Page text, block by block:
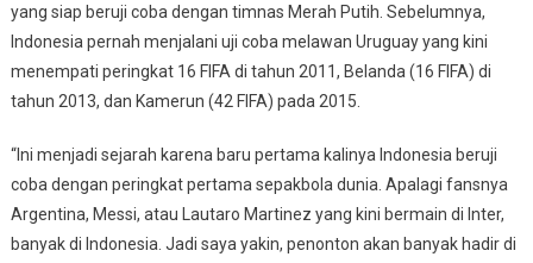
yang siap beruji coba dengan timnas Merah Putih. Sebelumnya,
Indonesia pernah menjalani uji coba melawan Uruguay yang kini
menempati peringkat 16 FIFA di tahun 2011, Belanda (16 FIFA) di
tahun 2013, dan Kamerun (42 FIFA) pada 2015.
“Ini menjadi sejarah karena baru pertama kalinya Indonesia beruji
coba dengan peringkat pertama sepakbola dunia. Apalagi fansnya
Argentina, Messi, atau Lautaro Martinez yang kini bermain di Inter,
banyak di Indonesia. Jadi saya yakin, penonton akan banyak hadir di